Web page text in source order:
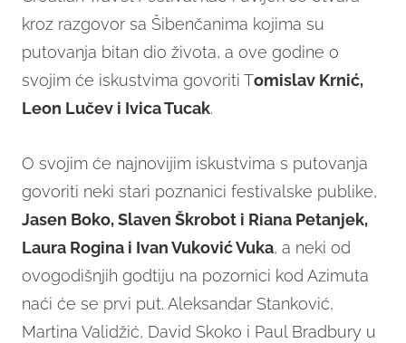
kroz razgovor sa Šibenčanima kojima su
putovanja bitan dio života, a ove godine o
svojim će iskustvima govoriti Tomislav Krnić,
Leon Lučev i Ivica Tucak.
O svojim će najnovijim iskustvima s putovanja
govoriti neki stari poznanici festivalske publike,
Jasen Boko, Slaven Škrobot i Riana Petanjek,
Laura Rogina i Ivan Vuković Vuka, a neki od
ovogodišnjih godtiju na pozornici kod Azimuta
naći će se prvi put. Aleksandar Stanković,
Martina Validžić, David Skoko i Paul Bradbury u